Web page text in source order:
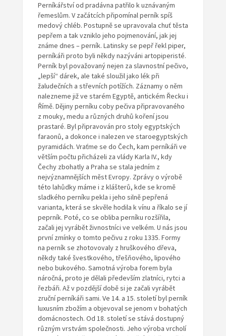
Perníkářství od pradávna patřilo k uznávaným
řemeslům. V začátcích připomínal perník spíš
medový chléb. Postupně se upravovala chuť těsta
pepřem a tak vzniklo jeho pojmenování, jak jej
známe dnes – perník. Latinsky se pepř řekl piper,
perníkáři proto byli někdy nazýváni artopiperisté.
Perník byl považovaný nejen za slavnostní pečivo,
„lepší“ dárek, ale také sloužil jako lék při
žaludečních a střevních potížích. Záznamy o něm
nalezneme již ve starém Egyptě, antickém Řecku i
Římě. Dějiny perníku coby pečiva připravovaného
z mouky, medu a různých druhů koření jsou
prastaré. Byl připravován pro stoly egyptských
faraonů, a dokonce i nalezen ve staroegyptských
pyramidách. Vraťme se do Čech, kam perníkáři ve
větším počtu přicházeli za vlády Karla IV., kdy
Čechy zbohatly a Praha se stala jedním z
nejvýznamnějších měst Evropy. Zprávy o výrobě
této lahůdky máme i z klášterů, kde se kromě
sladkého perníku pekla i jeho silně pepřená
varianta, která se skvěle hodila k vínu a říkalo se jí
peprník. Poté, co se obliba perníku rozšířila,
začali jej vyrábět živnostníci ve velkém. U nás jsou
první zmínky o tomto pečivu z roku 1335. Formy
na perník se zhotovovaly z hruškového dřeva,
někdy také švestkového, třešňového, lipového
nebo bukového. Samotná výroba forem byla
náročná, proto je dělali především zlatníci, rytci a
řezbáři. Až v pozdější době si je začali vyrábět
zruční perníkáři sami. Ve 14. a 15. století byl perník
luxusním zbožím a objevoval se jenom v bohatých
domácnostech. Od 18. století se stává dostupný
různým vrstvám společnosti. Jeho výroba vrcholí